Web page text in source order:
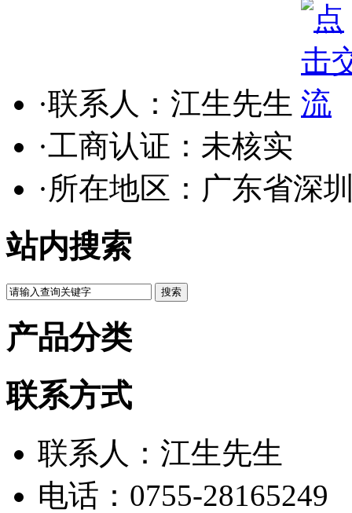
·联系人：江生先生
·工商认证： 未核实
·所在地区：广东省深
站内搜索
产品分类
联系方式
联系人：江生先生
电话：0755-28165249